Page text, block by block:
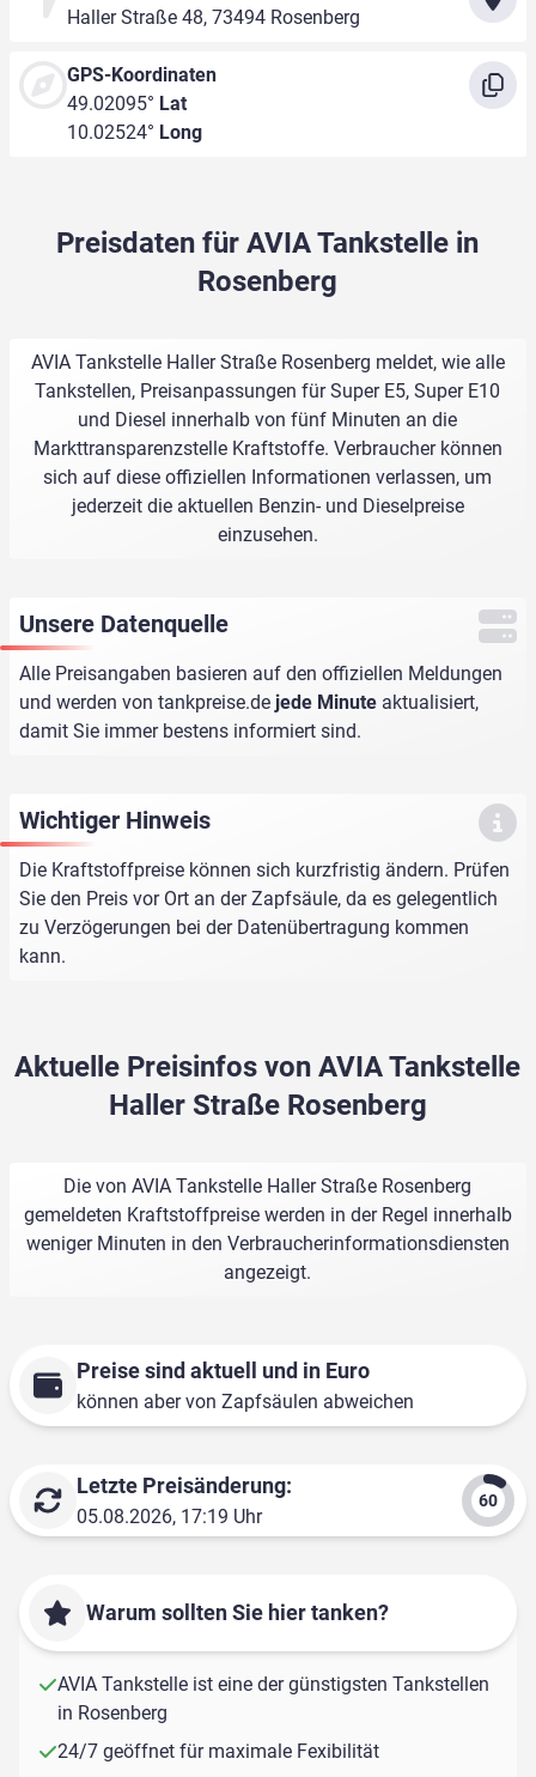
Haller Straße 48, 73494 Rosenberg
GPS-Koordinaten
49.02095° Lat
10.02524° Long
Preisdaten für AVIA Tankstelle in
Rosenberg
AVIA Tankstelle Haller Straße Rosenberg meldet, wie alle
Tankstellen, Preisanpassungen für Super E5, Super E10
und Diesel innerhalb von fünf Minuten an die
Markttransparenzstelle Kraftstoffe. Verbraucher können
sich auf diese offiziellen Informationen verlassen, um
jederzeit die aktuellen Benzin- und Dieselpreise
einzusehen.
Unsere Datenquelle
Alle Preisangaben basieren auf den offiziellen Meldungen
und werden von tankpreise.de jede Minute aktualisiert,
damit Sie immer bestens informiert sind.
Wichtiger Hinweis
Die Kraftstoffpreise können sich kurzfristig ändern. Prüfen
Sie den Preis vor Ort an der Zapfsäule, da es gelegentlich
zu Verzögerungen bei der Datenübertragung kommen
kann.
Aktuelle Preisinfos von AVIA Tankstelle
Haller Straße Rosenberg
Die von AVIA Tankstelle Haller Straße Rosenberg
gemeldeten Kraftstoffpreise werden in der Regel innerhalb
weniger Minuten in den Verbraucherinformationsdiensten
angezeigt.
Preise sind aktuell und in Euro
können aber von Zapfsäulen abweichen
Letzte Preisänderung:
05.08.2026, 17:19 Uhr
Warum sollten Sie hier tanken?
AVIA Tankstelle ist eine der günstigsten Tankstellen
in Rosenberg
24/7 geöffnet für maximale Fexibilität